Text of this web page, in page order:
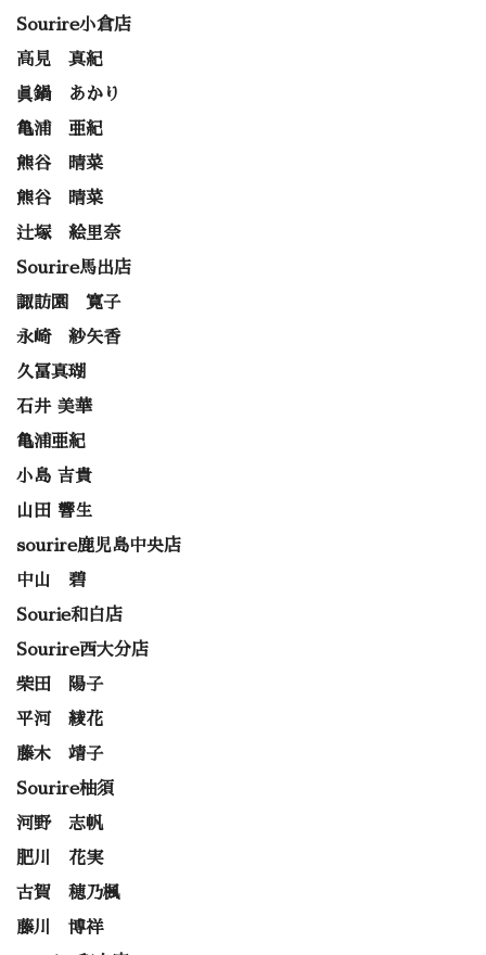
Sourire小倉店
高見 真紀
眞鍋 あかり
亀浦 亜紀
熊谷 晴菜
熊谷 晴菜
辻塚 絵里奈
Sourire馬出店
諏訪園 寛子
永崎 紗矢香
久冨真瑚
石井 美華
亀浦亜紀
小島 吉貴
山田 響生
sourire鹿児島中央店
中山 碧
Sourie和白店
Sourire西大分店
柴田 陽子
平河 綾花
藤木 靖子
Sourire柚須
河野 志帆
肥川 花実
古賀 穂乃楓
藤川 博祥